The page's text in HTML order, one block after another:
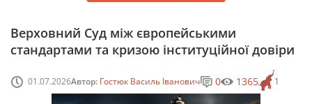
Верховний Суд між європейськими
стандартами та кризою інституційної довіри
01.07.2026Автор: Гостюк Василь Іванович 1
0 1365